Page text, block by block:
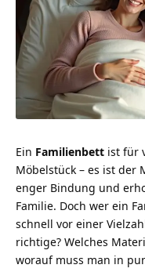
Ein Familienbett ist für
Möbelstück – es ist der
enger Bindung und
Familie. Doch wer ein
schnell vor einer
richtige? Welches
worauf muss man in